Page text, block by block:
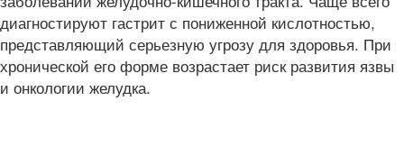
диагностируют гастрит с пониженной кислотностью,
представляющий серьезную угрозу для здоровья. При
хронической его форме возрастает риск развития язвы
и онкологии желудка.